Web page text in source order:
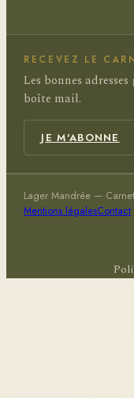
RECEVEZ LE
Les bonnes
boîte mail.
JE M'ABONNE
Lager Mandrée —
Mentions légalesContact